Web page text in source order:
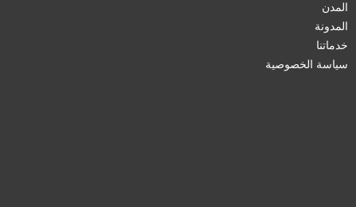
المدن
المدونة
خدماتنا
سياسة الخصوصية